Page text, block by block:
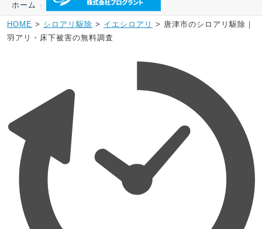
ホーム ›
HOME > シロアリ駆除 > イエシロアリ > 唐津市のシロアリ駆除｜
羽アリ・床下被害の無料調査